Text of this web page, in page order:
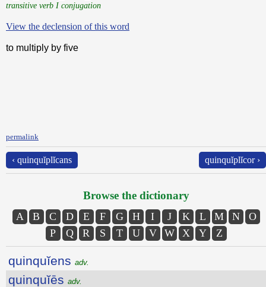
transitive verb I conjugation
View the declension of this word
to multiply by five
permalink
‹ quinquĭplĭcans quinquĭplĭcor ›
Browse the dictionary
A B C D E F G H I J K L M N
O
P
Q R S T U V W X Y Z
quinquĭens adv.
quinquĭēs adv.